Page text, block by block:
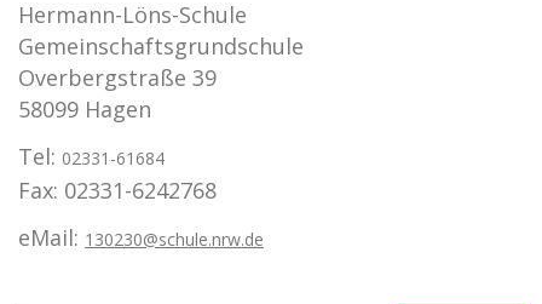
Hermann-Löns-Schule
Gemeinschaftsgrundschule
Overbergstraße 39
58099 Hagen
Tel: 02331-61684
Fax: 02331-6242768
eMail: 130230@schule.nrw.de